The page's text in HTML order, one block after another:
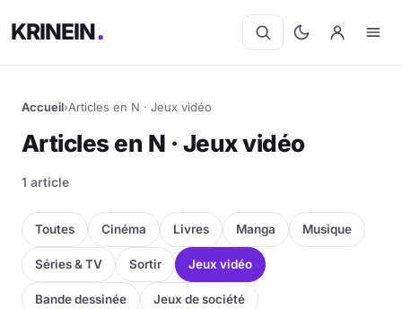
KRINEIN
Accueil›Articles en N · Jeux vidéo
Articles en N · Jeux vidéo
1 article
Toutes Cinéma Livres Manga Musique
Séries & TV Sortir Jeux vidéo
Bande dessinée Jeux de société